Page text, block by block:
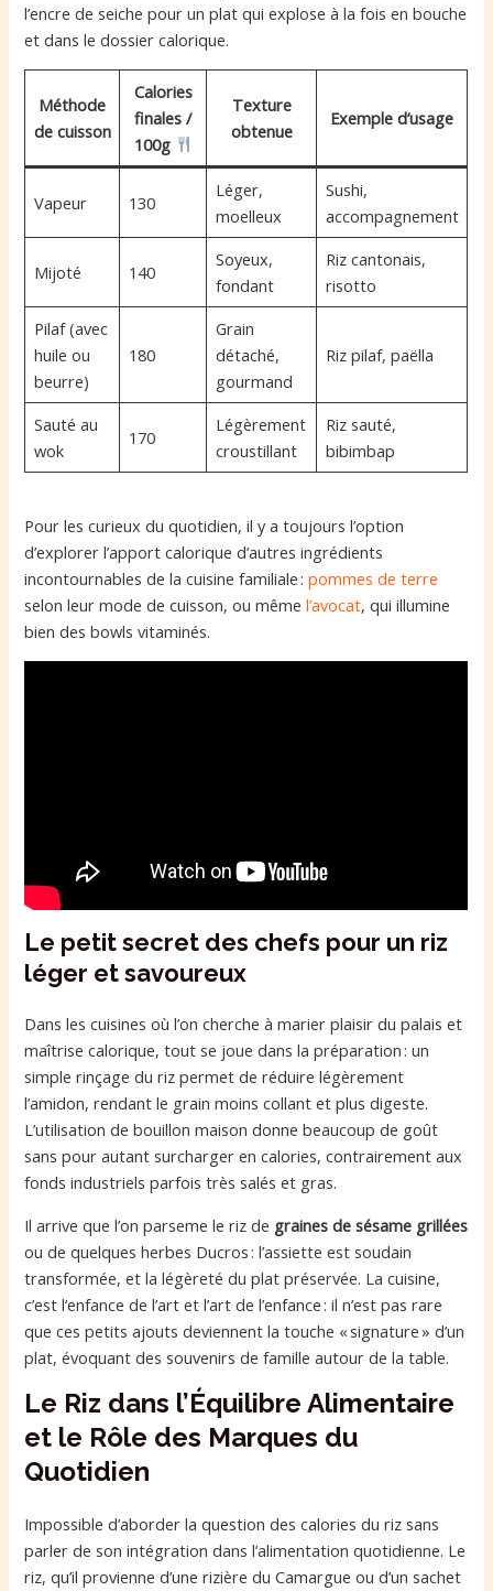
l’encre de seiche pour un plat qui explose à la fois en bouche
et dans le dossier calorique.
Méthode
de cuisson
Calories
finales /
100g
Texture
obtenue
Exemple d’usage
Vapeur 130
Léger,
moelleux
Sushi,
accompagnement
Mijoté 140
Soyeux,
fondant
Riz cantonais,
risotto
Pilaf (avec
huile ou
beurre)
180
Grain
détaché,
gourmand
Riz pilaf, paëlla
Sauté au
wok
170
Légèrement
croustillant
Riz sauté,
bibimbap
Pour les curieux du quotidien, il y a toujours l’option
d’explorer l’apport calorique d’autres ingrédients
incontournables de la cuisine familiale :pommes de terre
selon leur mode de cuisson, ou mêmel’avocat, qui illumine
bien des bowls vitaminés.
Le petit secret des chefs pour un riz
léger et savoureux
Dans les cuisines où l’on cherche à marier plaisir du palais et
maîtrise calorique, tout se joue dans la préparation : un
simple rinçage du riz permet de réduire légèrement
l’amidon, rendant le grain moins collant et plus digeste.
L’utilisation de bouillon maison donne beaucoup de goût
sans pour autant surcharger en calories, contrairement aux
fonds industriels parfois très salés et gras.
Il arrive que l’on parseme le riz de graines de sésame grillées
ou de quelques herbes Ducros : l’assiette est soudain
transformée, et la légèreté du plat préservée. La cuisine,
c’est l’enfance de l’art et l’art de l’enfance : il n’est pas rare
que ces petits ajouts deviennent la touche « signature » d’un
plat, évoquant des souvenirs de famille autour de la table.
Le Riz dans l’Équilibre Alimentaire
et le Rôle des Marques du
Quotidien
Impossible d’aborder la question des calories du riz sans
parler de son intégration dans l’alimentation quotidienne. Le
riz, qu’il provienne d’une rizière du Camargue ou d’un sachet